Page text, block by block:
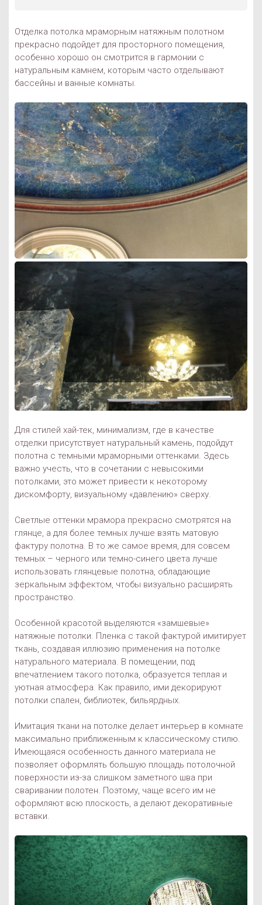
Отделка потолка мраморным натяжным полотном
прекрасно подойдет для просторного помещения,
особенно хорошо он смотрится в гармонии с
натуральным камнем, которым часто отделывают
бассейны и ванные комнаты.
Для стилей хай-тек, минимализм, где в качестве
отделки присутствует натуральный камень, подойдут
полотна с темными мраморными оттенками. Здесь
важно учесть, что в сочетании с невысокими
потолками, это может привести к некоторому
дискомфорту, визуальному «давлению» сверху.
Светлые оттенки мрамора прекрасно смотрятся на
глянце, а для более темных лучше взять матовую
фактуру полотна. В то же самое время, для совсем
темных – черного или темно-синего цвета лучше
использовать глянцевые полотна, обладающие
зеркальным эффектом, чтобы визуально расширять
пространство.
Особенной красотой выделяются «замшевые»
натяжные потолки. Пленка с такой фактурой имитирует
ткань, создавая иллюзию применения на потолке
натурального материала. В помещении, под
впечатлением такого потолка, образуется теплая и
уютная атмосфера. Как правило, ими декорируют
потолки спален, библиотек, бильярдных.
Имитация ткани на потолке делает интерьер в комнате
максимально приближенным к классическому стилю.
Имеющаяся особенность данного материала не
позволяет оформлять большую площадь потолочной
поверхности из-за слишком заметного шва при
сваривании полотен. Поэтому, чаще всего им не
оформляют всю плоскость, а делают декоративные
вставки.